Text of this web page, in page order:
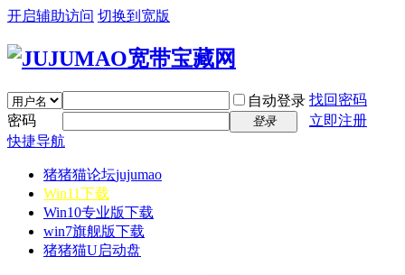
开启辅助访问 切换到宽版
自动登录 找回密码
密码
登录
立即注册
快捷导航
猪猪猫论坛jujumao
Win11下载
Win10专业版下载
win7旗舰版下载
猪猪猫U启动盘